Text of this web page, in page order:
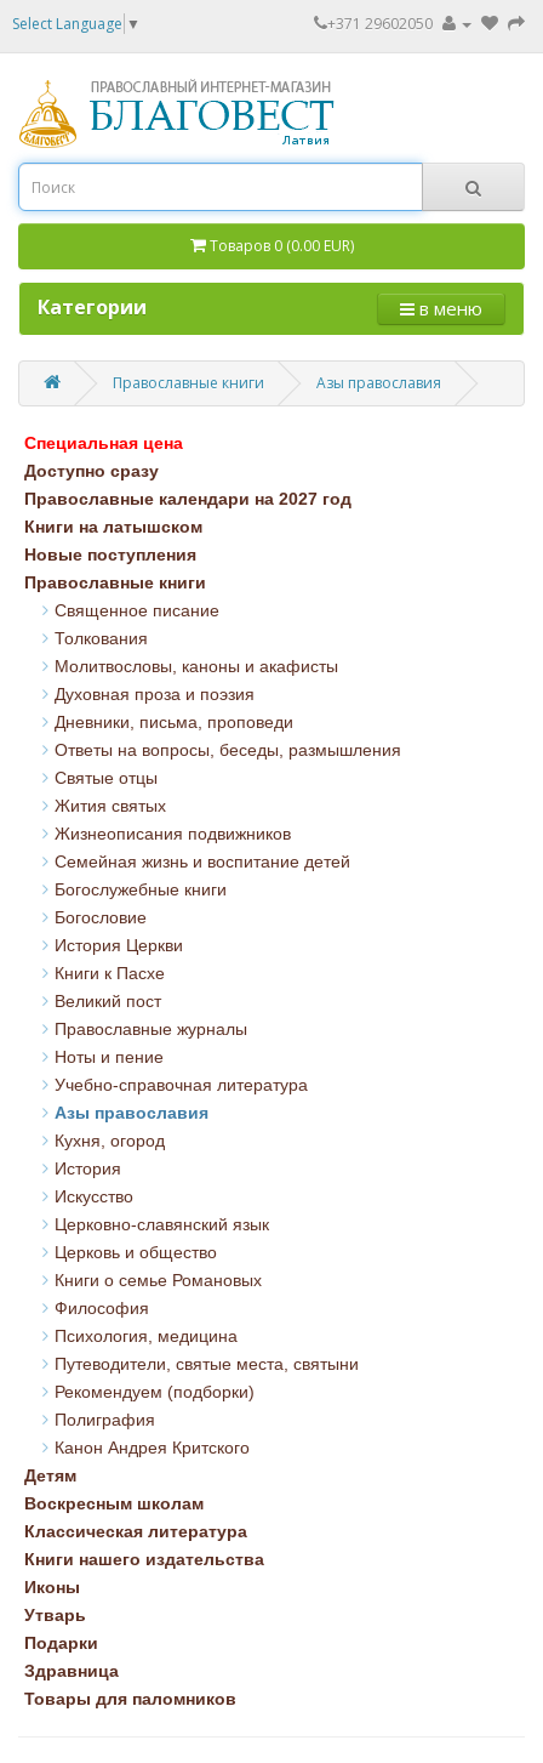
Select Language ▼ +371 29602050
Товаров 0 (0.00 EUR)
Категории в меню
Православные книги Азы православия
Специальная цена
Доступно сразу
Православные календари на 2027 год
Книги на латышском
Новые поступления
Православные книги
Священное писание
Толкования
Молитвословы, каноны и акафисты
Духовная проза и поэзия
Дневники, письма, проповеди
Ответы на вопросы, беседы, размышления
Святые отцы
Жития святых
Жизнеописания подвижников
Семейная жизнь и воспитание детей
Богослужебные книги
Богословие
История Церкви
Книги к Пасхе
Великий пост
Православные журналы
Ноты и пение
Учебно-справочная литература
Азы православия
Кухня, огород
История
Искусство
Церковно-славянский язык
Церковь и общество
Книги о семье Романовых
Философия
Психология, медицина
Путеводители, святые места, святыни
Рекомендуем (подборки)
Полиграфия
Канон Андрея Критского
Детям
Воскресным школам
Классическая литература
Книги нашего издательства
Иконы
Утварь
Подарки
Здравница
Товары для паломников